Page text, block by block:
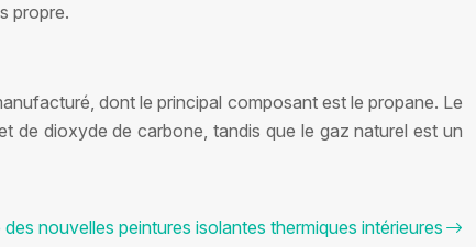
propre.
dont le principal composant est le propane. Le
de dioxyde de carbone, tandis que le gaz naturel est un
nouvelles peintures isolantes thermiques intérieures